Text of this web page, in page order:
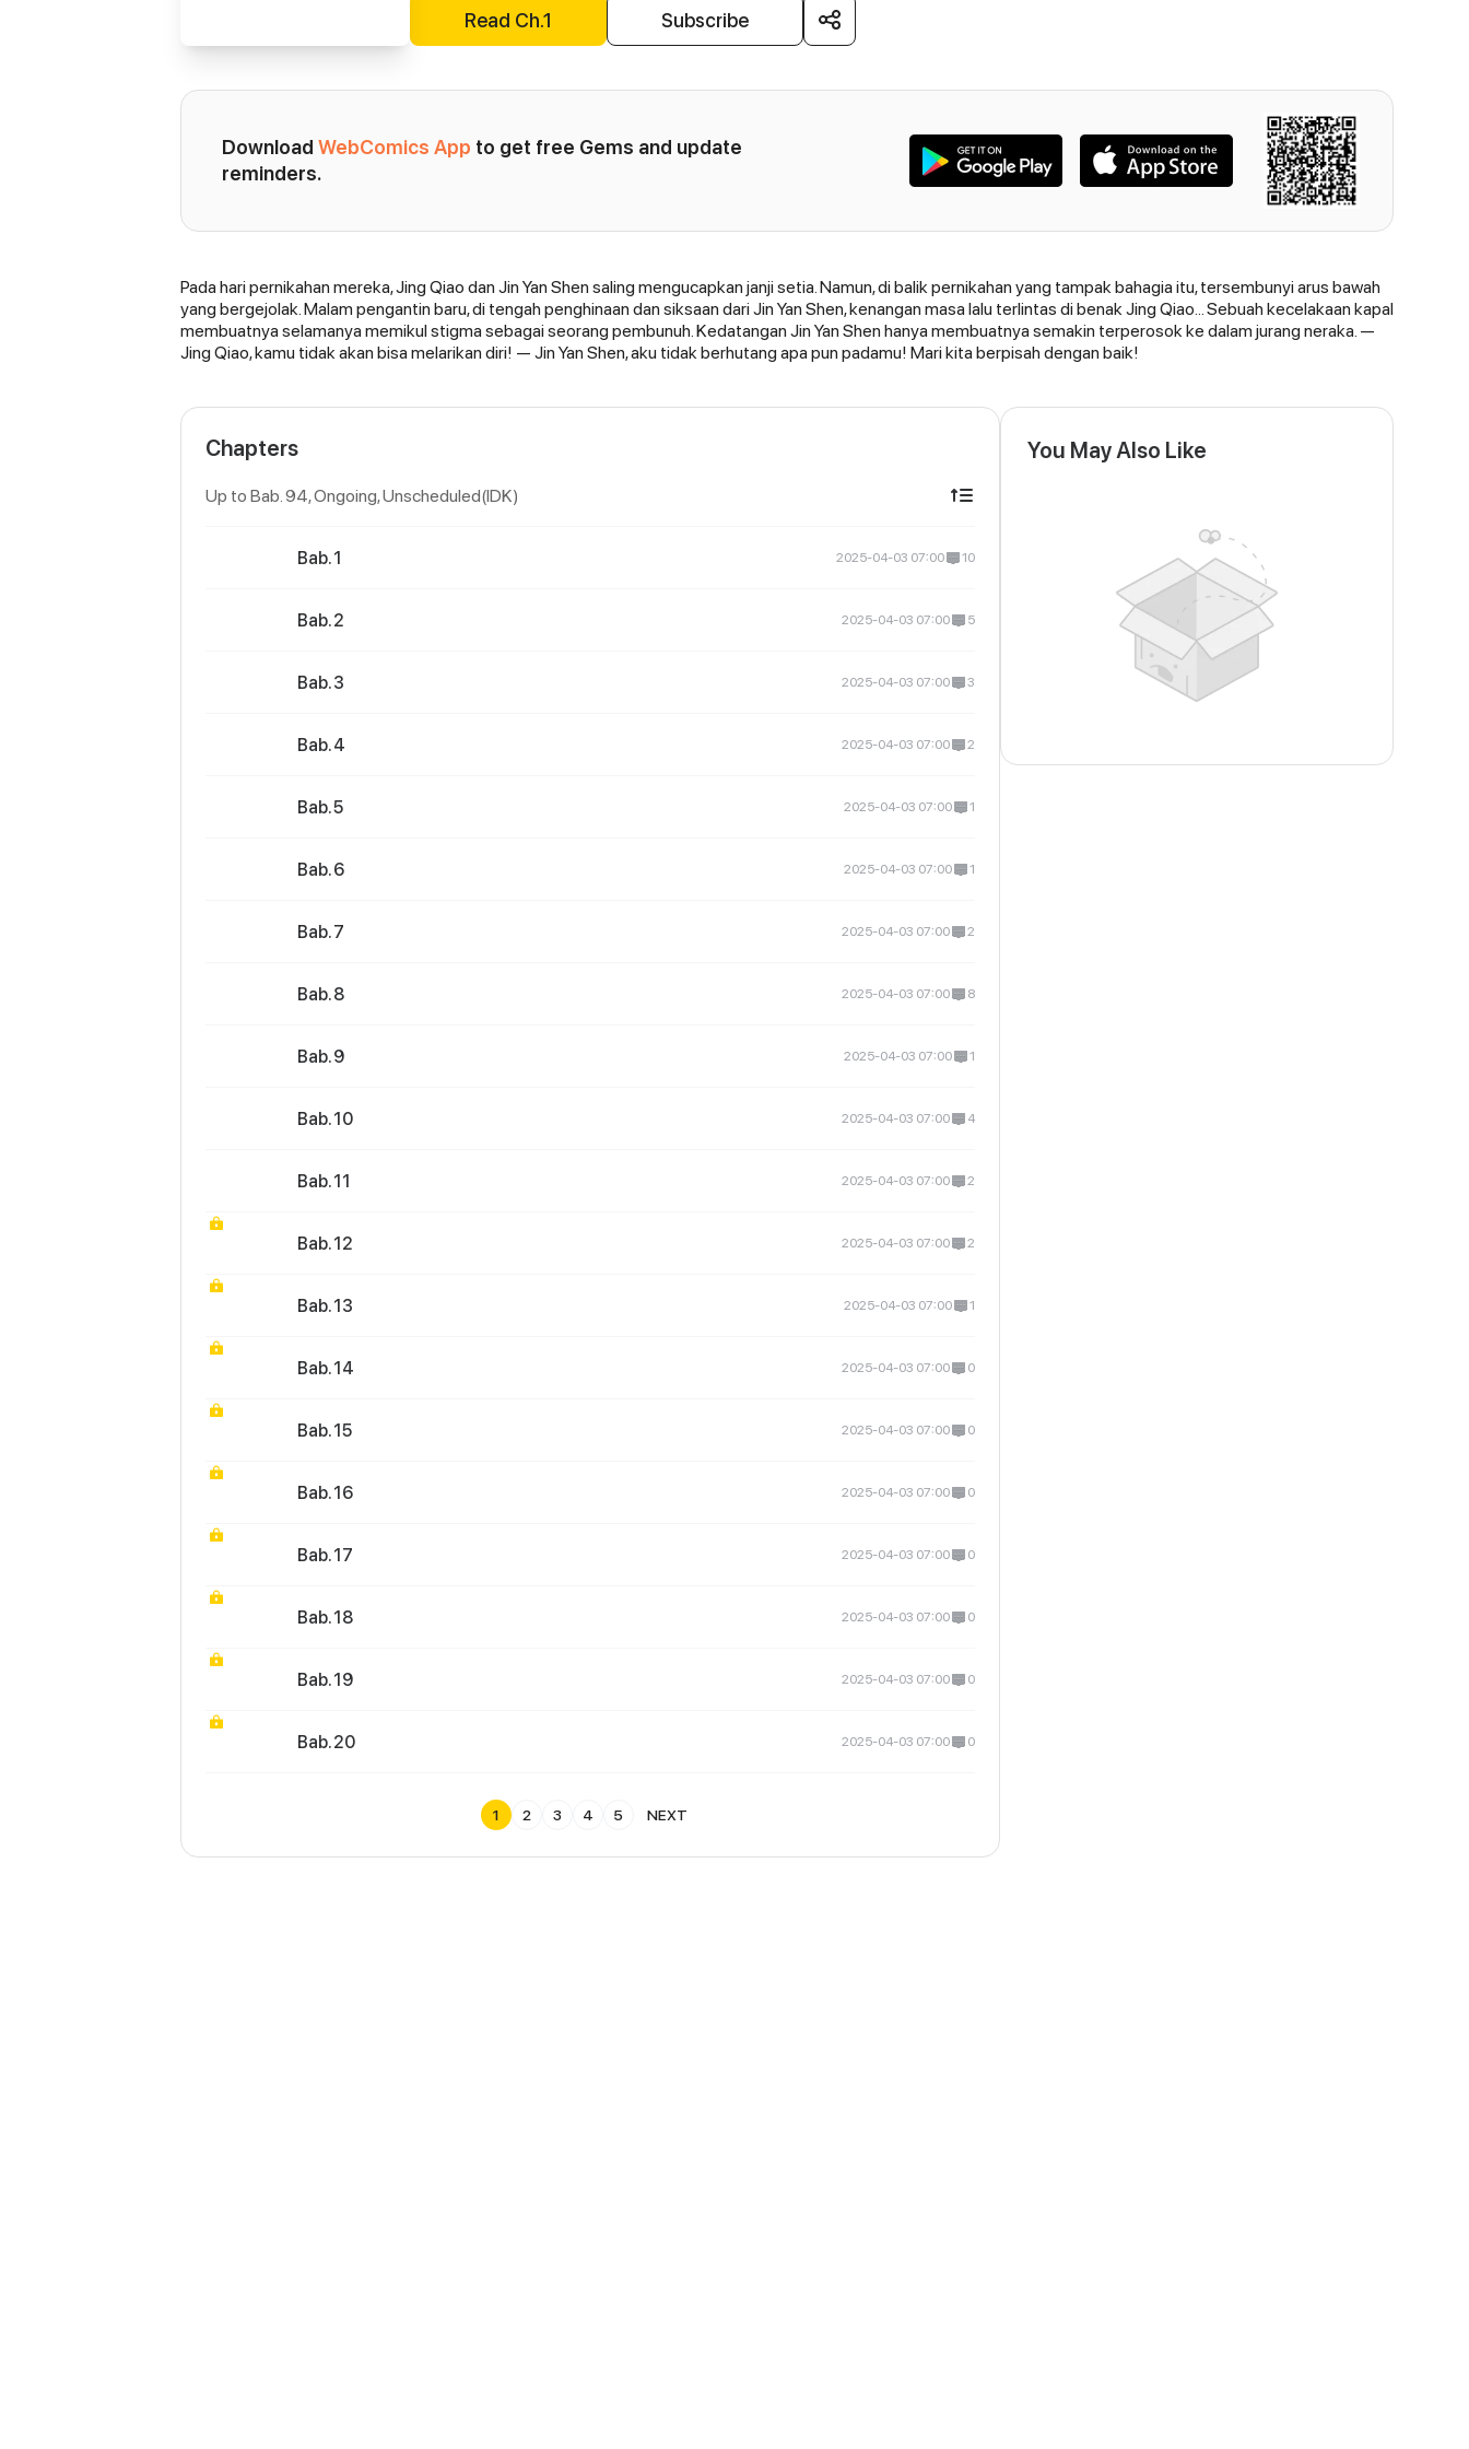
Read Ch.1 Subscribe
Download WebComics App to get free Gems and update
reminders.
Synopsis
Pada hari pernikahan mereka, Jing Qiao dan Jin Yan Shen saling mengucapkan janji setia. Namun, di balik pernikahan yang tampak bahagia itu, tersembunyi arus bawah
yang bergejolak. Malam pengantin baru, di tengah penghinaan dan siksaan dari Jin Yan Shen, kenangan masa lalu terlintas di benak Jing Qiao... Sebuah kecelakaan kapal
membuatnya selamanya memikul stigma sebagai seorang pembunuh. Kedatangan Jin Yan Shen hanya membuatnya semakin terperosok ke dalam jurang neraka. —
Jing Qiao, kamu tidak akan bisa melarikan diri! — Jin Yan Shen, aku tidak berhutang apa pun padamu! Mari kita berpisah dengan baik!
Chapters
Up to Bab. 94, Ongoing, Unscheduled(IDK)
Bab. 1 2025-04-03 07:00 10
Bab. 2 2025-04-03 07:00 5
Bab. 3 2025-04-03 07:00 3
Bab. 4 2025-04-03 07:00 2
Bab. 5 2025-04-03 07:00 1
Bab. 6 2025-04-03 07:00 1
Bab. 7 2025-04-03 07:00 2
Bab. 8 2025-04-03 07:00 8
Bab. 9 2025-04-03 07:00 1
Bab. 10 2025-04-03 07:00 4
Bab. 11 2025-04-03 07:00 2
Bab. 12 2025-04-03 07:00 2
Bab. 13 2025-04-03 07:00 1
Bab. 14 2025-04-03 07:00 0
Bab. 15 2025-04-03 07:00 0
Bab. 16 2025-04-03 07:00 0
Bab. 17 2025-04-03 07:00 0
Bab. 18 2025-04-03 07:00 0
Bab. 19 2025-04-03 07:00 0
Bab. 20 2025-04-03 07:00 0
1 2 3 4 5 NEXT
You May Also Like